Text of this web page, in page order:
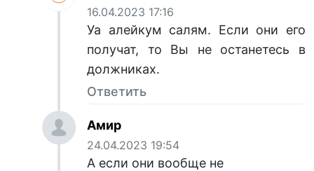
16.04.2023 17:16
Уа алейкум салям. Если они его
получат, то Вы не останетесь в
должниках.
Ответить
Амир
24.04.2023 19:54
А если они вообще не